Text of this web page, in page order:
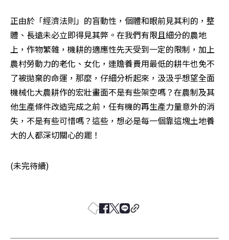
正由於「經濟法則」的盲動性，個體和眼前見其利的，整
體、長遠未必立即得見其弊。在我們有限且細分的農地
上，作物繁雜，機耕的適應性先天受到一定的限制，加上
農村勞動力的老化、女化，連贍養費用最低的耕牛也免不
了被拋棄的命運，那麼，仔細分析起來，汲汲乎想望全面
機械化大農耕作的宏壯畫面不是有些架空嗎？在農制及其
他生產條件改造完成之前，任有機的再生產力量意外的消
失，不是有些可惜嗎？這些，想必是每一個靠這塊土地養
大的人都深切關心的罷！
(未完待續)